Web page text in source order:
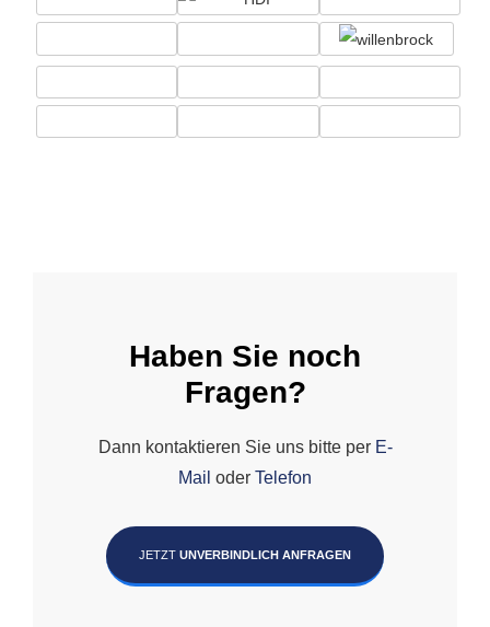
Haben Sie noch
Fragen?
Dann kontaktieren Sie uns bitte per E-
Mail oder Telefon
JETZT UNVERBINDLICH ANFRAGEN